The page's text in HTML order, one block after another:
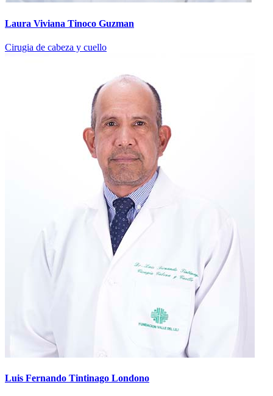
Laura Viviana Tinoco Guzman
Cirugia de cabeza y cuello
Luis Fernando Tintinago Londono